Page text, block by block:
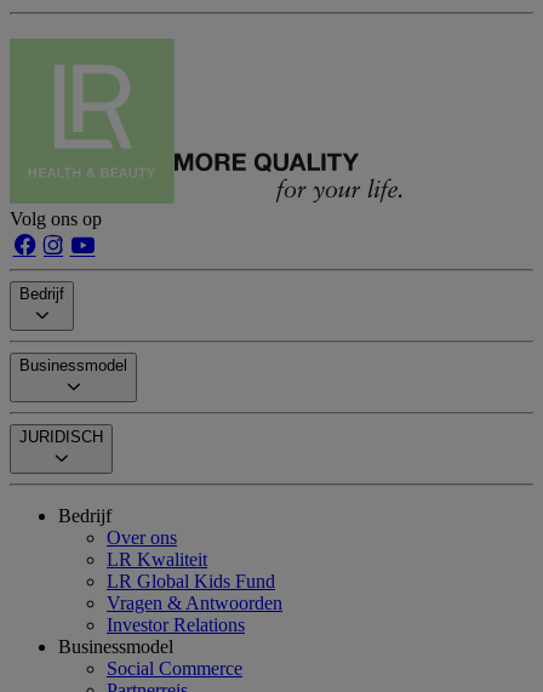
Volg ons op
Bedrijf
Businessmodel
JURIDISCH
Bedrijf
Over ons
LR Kwaliteit
LR Global Kids Fund
Vragen & Antwoorden
Investor Relations
Businessmodel
Social Commerce